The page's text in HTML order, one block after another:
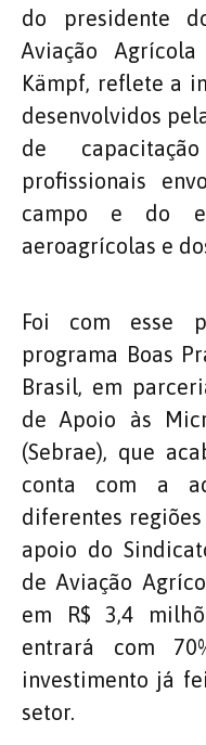
do presidente
Aviação
Kämpf, reflete a
desenvolvidos
de
profissionais
campo e do
aeroagrícolas e
Foi com esse
programa Boas
Brasil, em
de Apoio às
(Sebrae), que
conta com a
diferentes
apoio do
de Aviação
em R$ 3,4
entrará com
investimento já
setor.